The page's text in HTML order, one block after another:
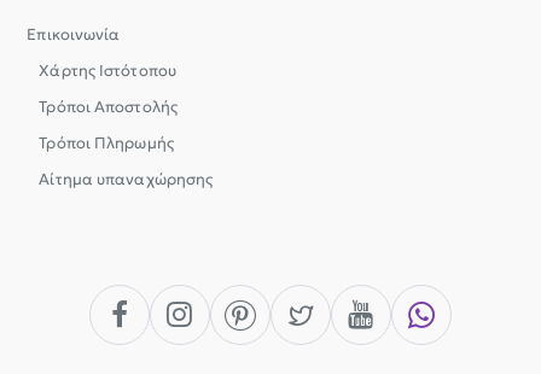
Επικοινωνία
Χάρτης Ιστότοπου
Τρόποι Αποστολής
Τρόποι Πληρωμής
Αίτημα υπαναχώρησης